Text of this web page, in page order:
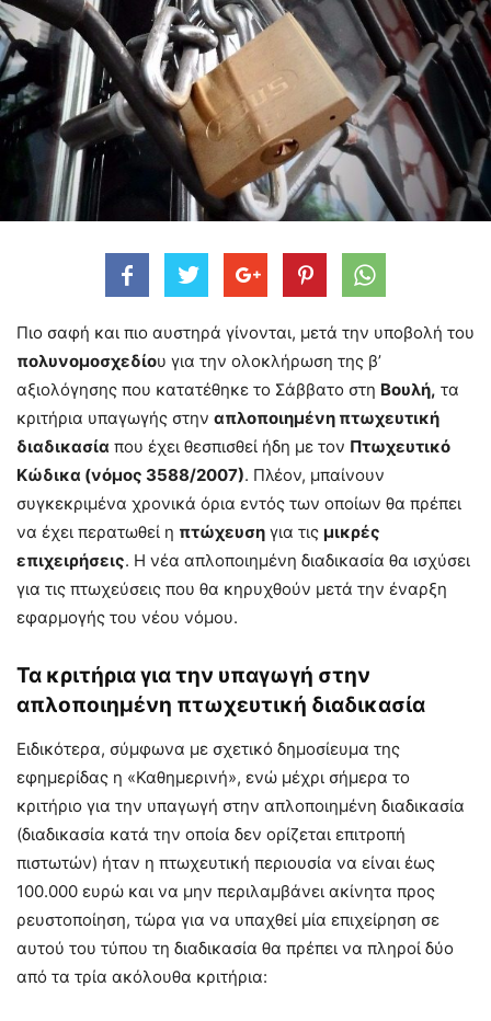
Πιο σαφή και πιο αυστηρά γίνονται, μετά την υποβολή του
πολυνομοσχεδίου για την ολοκλήρωση της β’
αξιολόγησης που κατατέθηκε το Σάββατο στη Βουλή, τα
κριτήρια υπαγωγής στην απλοποιημένη πτωχευτική
διαδικασία που έχει θεσπισθεί ήδη με τον Πτωχευτικό
Κώδικα (νόμος 3588/2007). Πλέον, μπαίνουν
συγκεκριμένα χρονικά όρια εντός των οποίων θα πρέπει
να έχει περατωθεί η πτώχευση για τις μικρές
επιχειρήσεις. Η νέα απλοποιημένη διαδικασία θα ισχύσει
για τις πτωχεύσεις που θα κηρυχθούν μετά την έναρξη
εφαρμογής του νέου νόμου.
Τα κριτήρια για την υπαγωγή στην
απλοποιημένη πτωχευτική διαδικασία
Ειδικότερα, σύμφωνα με σχετικό δημοσίευμα της
εφημερίδας η «Καθημερινή», ενώ μέχρι σήμερα το
κριτήριο για την υπαγωγή στην απλοποιημένη διαδικασία
(διαδικασία κατά την οποία δεν ορίζεται επιτροπή
πιστωτών) ήταν η πτωχευτική περιουσία να είναι έως
100.000 ευρώ και να μην περιλαμβάνει ακίνητα προς
ρευστοποίηση, τώρα για να υπαχθεί μία επιχείρηση σε
αυτού του τύπου τη διαδικασία θα πρέπει να πληροί δύο
από τα τρία ακόλουθα κριτήρια: